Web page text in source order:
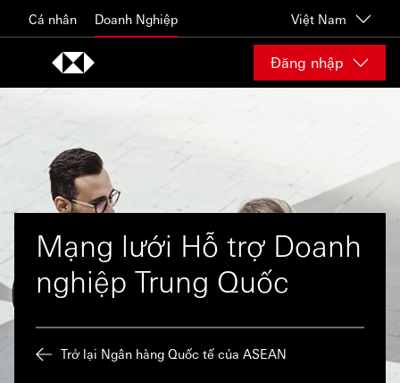
Cá nhân Doanh Nghiệp Việt Nam
Đăng nhập
Mạng lưới Hỗ trợ Doanh
nghiệp Trung Quốc
Trở lại Ngân hàng Quốc tế của ASEAN